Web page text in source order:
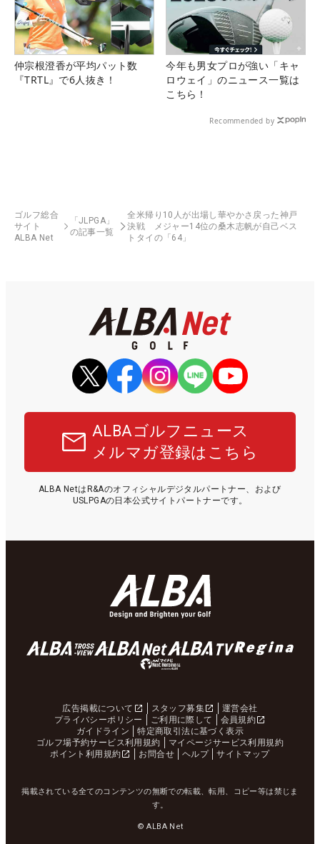
仲宗根澄香が平均パット数
『TRTL』で6人抜き！
今年も男女プロが強い「キャ
ロウェイ」のニュース一覧は
こちら！
Recommended by
ゴルフ総合
サイト
ALBA Net
「JLPGA」
の記事一覧
全米帰り10人が出場し華やかさ戻った神戸
決戦 メジャー14位の桑木志帆が自己ベス
トタイの「64」
ALBAゴルフニュース
メルマガ登録はこちら
ALBA NetはR&Aのオフィシャルデジタルパートナー、および
USLPGAの日本公式サイトパートナーです。
広告掲載について スタッフ募集
運営会社
プライバシーポリシー
ご利用に際して
会員規約
ガイドライン
特定商取引法に基づく表示
ゴルフ場予約サービス利用規約
マイページサービス利用規約
ポイント利用規約
お問合せ ヘルプ サイトマップ
掲載されている全てのコンテンツの無断での転載、転用、コピー等は禁じま
す。
© ALBA Net